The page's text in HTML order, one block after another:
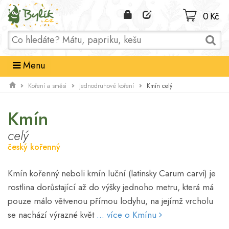
Domů
0 Kč
Menu
Koření a směsi Jednodruhové koření Kmín celý
Kmín
celý
český kořenný
Kmín kořenný neboli kmín luční (latinsky Carum carvi) je
rostlina dorůstající až do výšky jednoho metru, která má
pouze málo větvenou přímou lodyhu, na jejímž vrcholu
se nachází výrazné květ ... více o Kmínu